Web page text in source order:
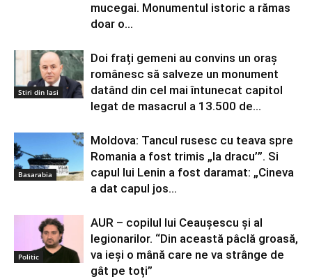
mucegai. Monumentul istoric a rămas
doar o...
Stiri din Iasi
Doi frați gemeni au convins un oraș
românesc să salveze un monument
datând din cel mai întunecat capitol
legat de masacrul a 13.500 de...
Basarabia
Moldova: Tancul rusesc cu teava spre
Romania a fost trimis „la dracu’”. Si
capul lui Lenin a fost daramat: „Cineva
a dat capul jos...
Politic
AUR – copilul lui Ceaușescu și al
legionarilor. “Din această pâclă groasă,
va ieși o mână care ne va strânge de
gât pe toți”